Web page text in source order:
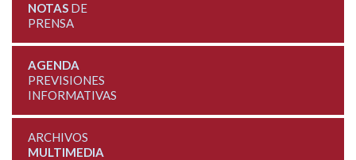
NOTASDE
PRENSA
AGENDA
PREVISIONES
INFORMATIVAS
ARCHIVOS
MULTIMEDIA